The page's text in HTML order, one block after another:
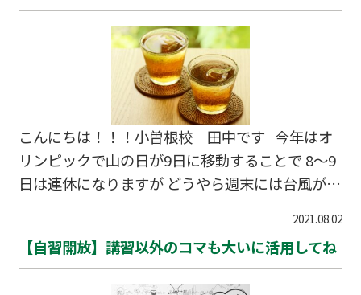
こんにちは！！！小曽根校 田中です 今年はオ
リンピックで山の日が9日に移動することで 8～9
日は連休になりますが どうやら週末には台風が接
盆は一休み 11日～15日までは授業はありません
16日からリフレッシュして 後半戦スタートです
2021.08.02
【自習開放】講習以外のコマも大いに活用してね